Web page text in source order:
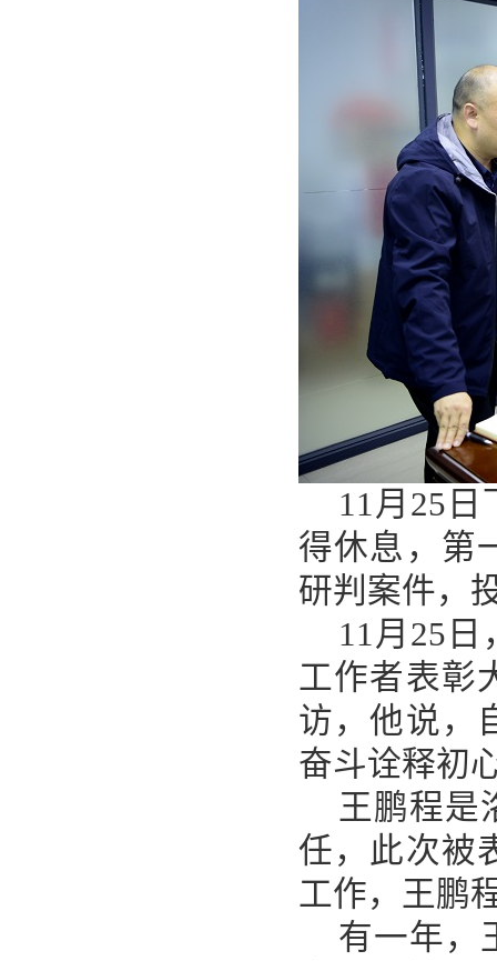
11月25
得休息，第
研判案件，
11月25
工作者表彰
访，他说，
奋斗诠释初
王鹏程是
任，此次被
工作，王鹏
有一年，